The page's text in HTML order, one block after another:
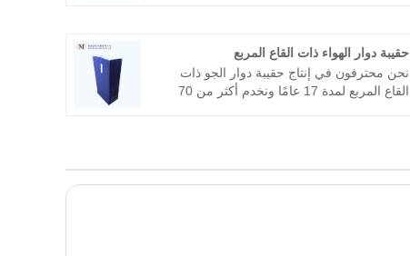
حقيبة دوار الهواء ذات القاع المربع
نحن محترفون في إنتاج حقيبة دوار الجو ذات
القاع المربع لمدة 17 عامًا ونخدم أكثر من 70
شريكك على المدى الطويل في الصين.